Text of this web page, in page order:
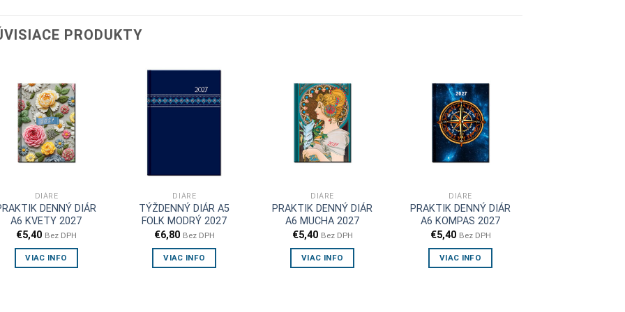
PRODUKTY
DIÁRE
DENNÝ DIÁR
A6 KVETY 2027
€5,40 Bez DPH
VIAC INFO
DIÁRE
TÝŽDENNÝ DIÁR A5
FOLK MODRÝ 2027
€6,80 Bez DPH
VIAC INFO
DIÁRE
PRAKTIK DENNÝ DIÁR
A6 MUCHA 2027
€5,40 Bez DPH
VIAC INFO
DIÁRE
PRAKTIK DENNÝ DIÁR
A6 KOMPAS 2027
€5,40 Bez DPH
VIAC INFO